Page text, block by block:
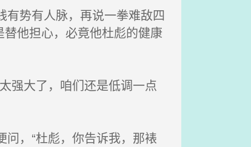
势有人脉，再说一拳难敌四
他担心，必竟他杜彪的健康
强大了，咱们还是低调一点
，“杜彪，你告诉我，那裱